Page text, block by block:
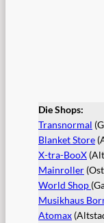
Die Shops:
Transnormal
Blanket Store
X-tra-BooX
Mainroller
World Shop
Musikhaus
Atomax